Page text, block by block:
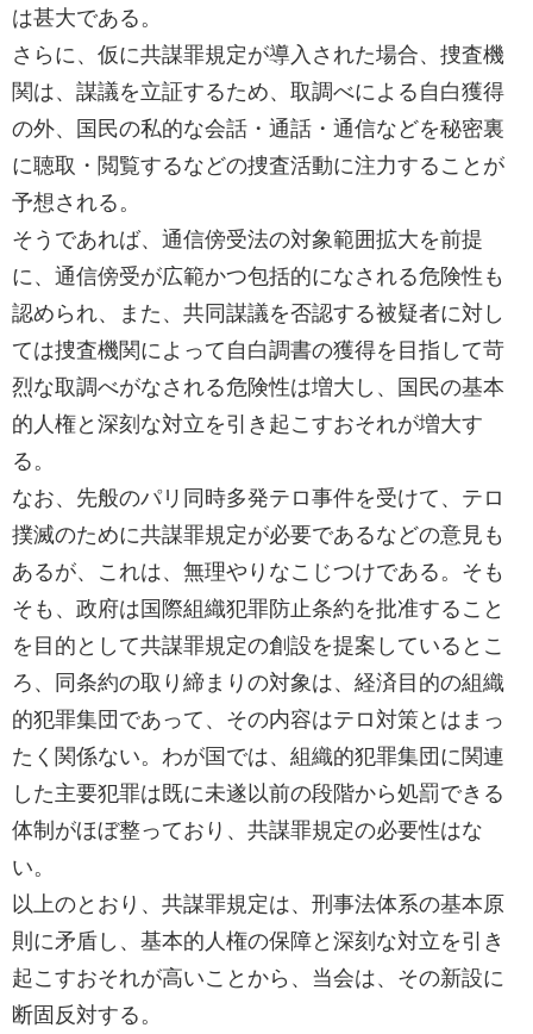
は甚大である。
さらに、仮に共謀罪規定が導入された場合、捜査機
関は、謀議を立証するため、取調べによる自白獲得
の外、国民の私的な会話・通話・通信などを秘密裏
に聴取・閲覧するなどの捜査活動に注力することが
予想される。
そうであれば、通信傍受法の対象範囲拡大を前提
に、通信傍受が広範かつ包括的になされる危険性も
認められ、また、共同謀議を否認する被疑者に対し
ては捜査機関によって自白調書の獲得を目指して苛
烈な取調べがなされる危険性は増大し、国民の基本
的人権と深刻な対立を引き起こすおそれが増大す
る。
なお、先般のパリ同時多発テロ事件を受けて、テロ
撲滅のために共謀罪規定が必要であるなどの意見も
あるが、これは、無理やりなこじつけである。そも
そも、政府は国際組織犯罪防止条約を批准すること
を目的として共謀罪規定の創設を提案しているとこ
ろ、同条約の取り締まりの対象は、経済目的の組織
的犯罪集団であって、その内容はテロ対策とはまっ
たく関係ない。わが国では、組織的犯罪集団に関連
した主要犯罪は既に未遂以前の段階から処罰できる
体制がほぼ整っており、共謀罪規定の必要性はな
い。
以上のとおり、共謀罪規定は、刑事法体系の基本原
則に矛盾し、基本的人権の保障と深刻な対立を引き
起こすおそれが高いことから、当会は、その新設に
断固反対する。